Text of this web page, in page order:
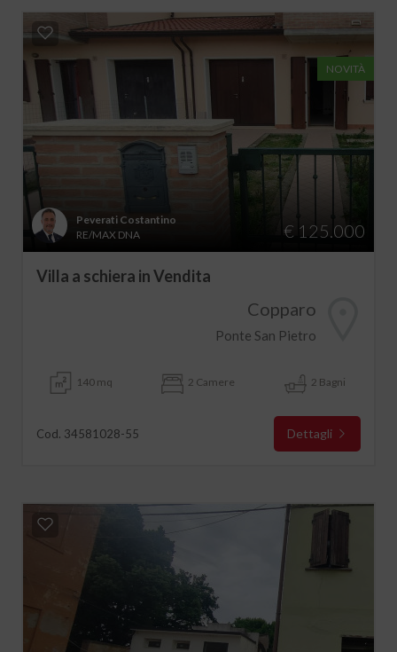
NOVITÀ
Peverati Costantino
RE/MAX DNA
€ 125.000
Villa a schiera in Vendita
Copparo
Ponte San Pietro
140 mq 2 Camere 2 Bagni
Cod. 34581028-55 Dettagli